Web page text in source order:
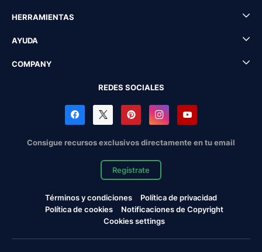
HERRAMIENTAS
AYUDA
COMPANY
REDES SOCIALES
Consigue recursos exclusivos directamente en tu email
Regístrate
Términos y condiciones
Política de privacidad
Política de cookies
Notificaciones de Copyright
Cookies settings